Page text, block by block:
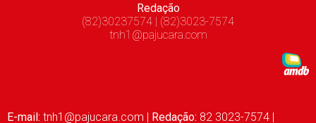
Redação
(82)30237574 | (82)3023-7574
tnh1@pajucara.com
E-mail: tnh1@pajucara.com Redação: 82 3023-7574 |